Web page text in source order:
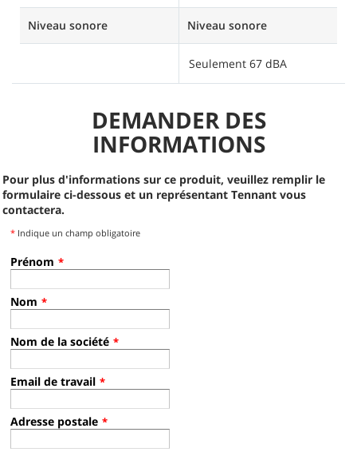
Niveau sonore Niveau sonore
Seulement 67 dBA
DEMANDER DES
INFORMATIONS
Pour plus d'informations sur ce produit, veuillez remplir le
formulaire ci-dessous et un représentant Tennant vous
contactera.
* Indique un champ obligatoire
Prénom *
Nom *
Nom de la société *
Email de travail *
Adresse postale *